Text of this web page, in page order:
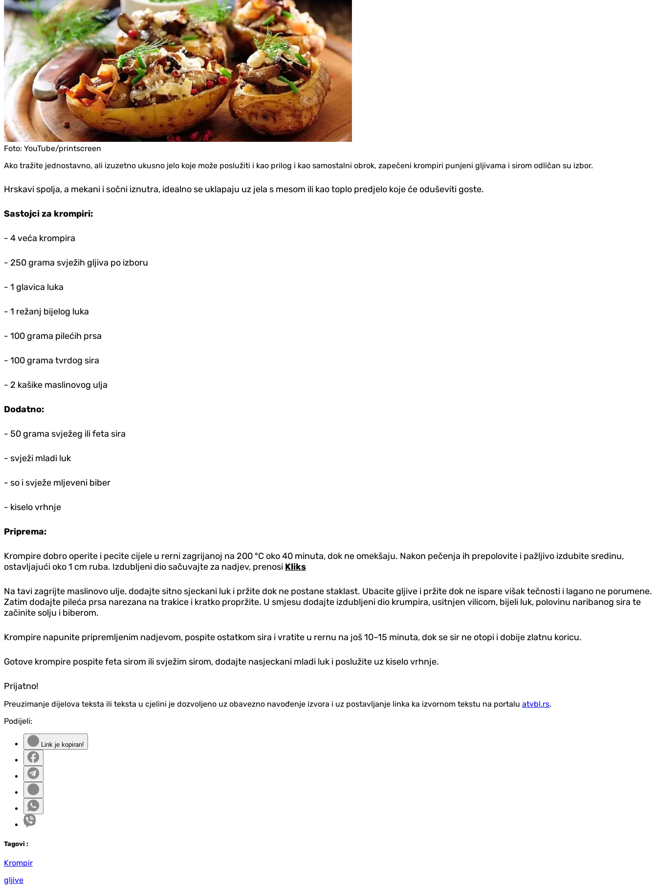
Foto: YouTube/printscreen
Ako tražite jednostavno, ali izuzetno ukusno jelo koje može poslužiti i kao prilog i kao samostalni obrok, zapečeni krompiri punjeni gljivama i sirom odličan su izbor.
Hrskavi spolja, a mekani i sočni iznutra, idealno se uklapaju uz jela s mesom ili kao toplo predjelo koje će oduševiti goste.
Sastojci za krompiri:
- 4 veća krompira
- 250 grama svježih gljiva po izboru
- 1 glavica luka
- 1 režanj bijelog luka
- 100 grama pilećih prsa
- 100 grama tvrdog sira
- 2 kašike maslinovog ulja
Dodatno:
- 50 grama svježeg ili feta sira
- svježi mladi luk
- so i svježe mljeveni biber
- kiselo vrhnje
Priprema:
Krompire dobro operite i pecite cijele u rerni zagrijanoj na 200 °C oko 40 minuta, dok ne omekšaju. Nakon pečenja ih prepolovite i pažljivo izdubite sredinu,
ostavljajući oko 1 cm ruba. Izdubljeni dio sačuvajte za nadjev, prenosi Kliks
Na tavi zagrijte maslinovo ulje, dodajte sitno sjeckani luk i pržite dok ne postane staklast. Ubacite gljive i pržite dok ne ispare višak tečnosti i lagano ne porumene.
Zatim dodajte pileća prsa narezana na trakice i kratko propržite. U smjesu dodajte izdubljeni dio krumpira, usitnjen vilicom, bijeli luk, polovinu naribanog sira te
začinite solju i biberom.
Krompire napunite pripremljenim nadjevom, pospite ostatkom sira i vratite u rernu na još 10–15 minuta, dok se sir ne otopi i dobije zlatnu koricu.
Gotove krompire pospite feta sirom ili svježim sirom, dodajte nasjeckani mladi luk i poslužite uz kiselo vrhnje.
Prijatno!
Preuzimanje dijelova teksta ili teksta u cjelini je dozvoljeno uz obavezno navođenje izvora i uz postavljanje linka ka izvornom tekstu na portalu atvbl.rs.
Podijeli:
Link je kopiran!
Tagovi :
Krompir
gljive